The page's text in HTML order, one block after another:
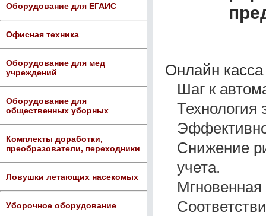
Оборудование для ЕГАИС
Офисная техника
Оборудование для мед
учреждений
Оборудование для
общественных уборных
Комплекты доработки,
преобразователи, переходники
Ловушки летающих насекомых
Уборочное оборудование
Онлайн
Шаг к
Технология
Снижение
учета.